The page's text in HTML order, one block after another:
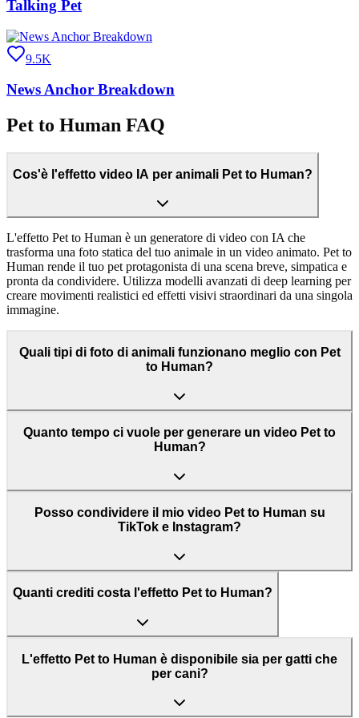
Talking Pet
9.5K
News Anchor Breakdown
Pet to Human FAQ
Cos'è l'effetto video IA per animali Pet to Human?
L'effetto Pet to Human è un generatore di video con IA che
trasforma una foto statica del tuo animale in un video animato. Pet to
Human rende il tuo pet protagonista di una scena breve, simpatica e
pronta da condividere. Utilizza modelli avanzati di deep learning per
creare movimenti realistici ed effetti visivi straordinari da una singola
immagine.
Quali tipi di foto di animali funzionano meglio con Pet
to Human?
Quanto tempo ci vuole per generare un video Pet to
Human?
Posso condividere il mio video Pet to Human su
TikTok e Instagram?
Quanti crediti costa l'effetto Pet to Human?
L'effetto Pet to Human è disponibile sia per gatti che
per cani?